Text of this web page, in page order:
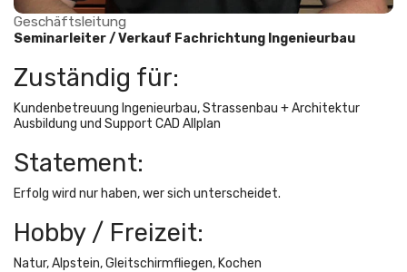
Geschäftsleitung
Seminarleiter / Verkauf Fachrichtung Ingenieurbau
Zuständig für:
Kundenbetreuung Ingenieurbau, Strassenbau + Architektur
Ausbildung und Support CAD Allplan
Statement:
Erfolg wird nur haben, wer sich unterscheidet.
Hobby / Freizeit:
Natur, Alpstein, Gleitschirmfliegen, Kochen